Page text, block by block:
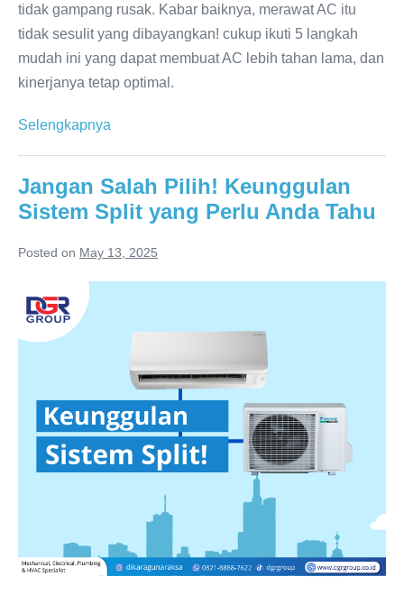
tidak gampang rusak. Kabar baiknya, merawat AC itu
tidak sesulit yang dibayangkan! cukup ikuti 5 langkah
mudah ini yang dapat membuat AC lebih tahan lama, dan
kinerjanya tetap optimal.
Selengkapnya
Bikin
AC
Rumah
Jangan Salah Pilih! Keunggulan
Sistem Split yang Perlu Anda Tahu
Posted on May 13, 2025
Salah
Pilih!
yang
Perlu